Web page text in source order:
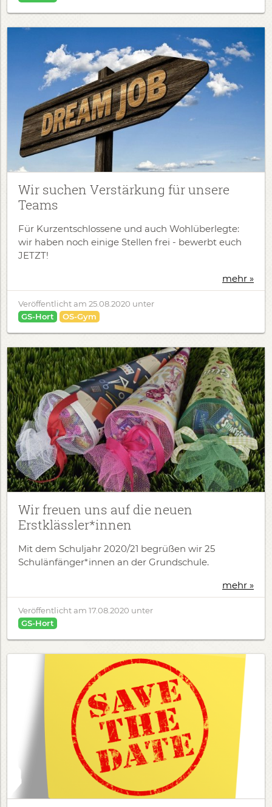
Wir suchen Verstärkung für unsere
Teams
Für Kurzentschlossene und auch Wohlüberlegte:
wir haben noch einige Stellen frei - bewerbt euch
JETZT!
mehr »
Veröffentlicht am 25.08.2020 unter
GS-Hort
OS-Gym
Wir freuen uns auf die neuen
Erstklässler*innen
Mit dem Schuljahr 2020/21 begrüßen wir 25
Schulänfänger*innen an der Grundschule.
mehr »
Veröffentlicht am 17.08.2020 unter
GS-Hort